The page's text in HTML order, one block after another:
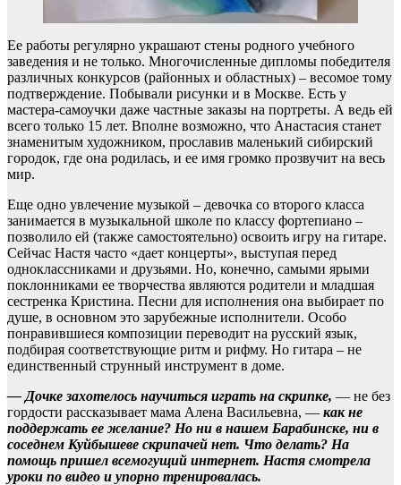
Ее работы регулярно украшают стены родного учебного
заведения и не только. Многочисленные дипломы победителя
различных конкурсов (районных и областных) – весомое тому
подтверждение. Побывали рисунки и в Москве. Есть у
мастера-самоучки даже частные заказы на портреты. А ведь ей
всего только 15 лет. Вполне возможно, что Анастасия станет
знаменитым художником, прославив маленький сибирский
городок, где она родилась, и ее имя громко прозвучит на весь
мир.
Еще одно увлечение музыкой – девочка со второго класса
занимается в музыкальной школе по классу фортепиано –
позволило ей (также самостоятельно) освоить игру на гитаре.
Сейчас Настя часто «дает концерты», выступая перед
одноклассниками и друзьями. Но, конечно, самыми ярыми
поклонниками ее творчества являются родители и младшая
сестренка Кристина. Песни для исполнения она выбирает по
душе, в основном это зарубежные исполнители. Особо
понравившиеся композиции переводит на русский язык,
подбирая соответствующие ритм и рифму. Но гитара – не
единственный струнный инструмент в доме.
— Дочке захотелось научиться играть на скрипке, — не без
гордости рассказывает мама Алена Васильевна, — как не
поддержать ее желание? Но ни в нашем Барабинске, ни в
соседнем Куйбышеве скрипачей нет. Что делать? На
помощь пришел всемогущий интернет. Настя смотрела
уроки по видео и упорно тренировалась.